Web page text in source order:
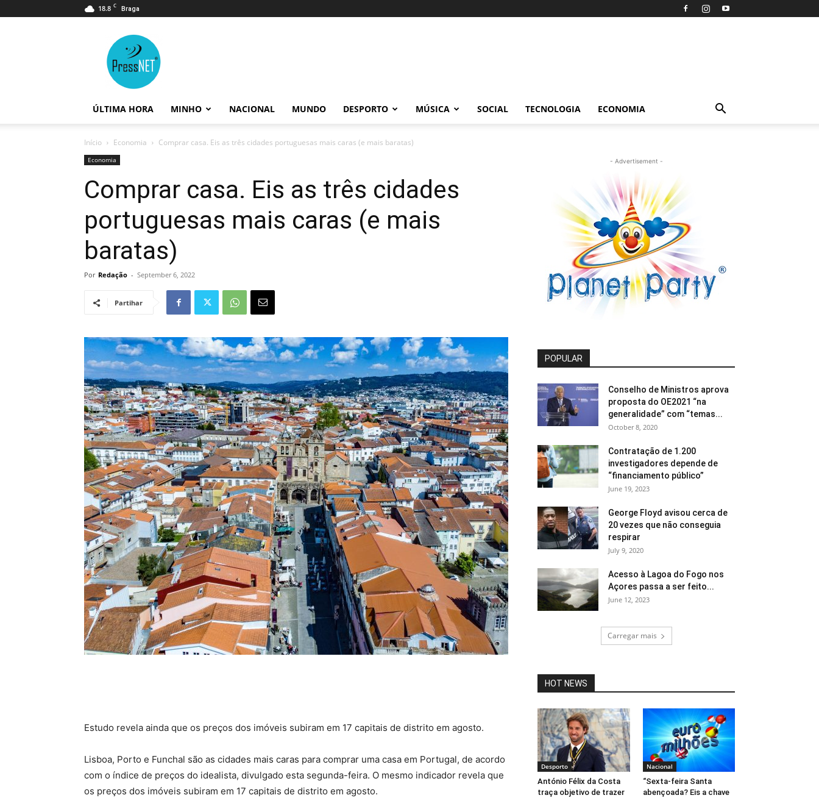
18.8 C Braga
ÚLTIMA HORA MINHO NACIONAL MUNDO DESPORTO MÚSICA SOCIAL TECNOLOGIA ECONOMIA
Início Economia Comprar casa. Eis as três cidades portuguesas mais caras (e mais baratas)
Economia
Comprar casa. Eis as três cidades
portuguesas mais caras (e mais
baratas)
Por Redação - September 6, 2022
Partihar
Estudo revela ainda que os preços dos imóveis subiram em 17 capitais de distrito em agosto.
Lisboa, Porto e Funchal são as cidades mais caras para comprar uma casa em Portugal, de acordo
com o índice de preços do idealista, divulgado esta segunda-feira. O mesmo indicador revela que
os preços dos imóveis subiram em 17 capitais de distrito em agosto.
- Advertisement -
POPULAR
Conselho de Ministros aprova
proposta do OE2021 “na
generalidade” com “temas...
October 8, 2020
Contratação de 1.200
investigadores depende de
“financiamento público”
June 19, 2023
George Floyd avisou cerca de
20 vezes que não conseguia
respirar
July 9, 2020
Acesso à Lagoa do Fogo nos
Açores passa a ser feito...
June 12, 2023
Carregar mais
HOT NEWS
Desporto
António Félix da Costa
traça objetivo de trazer
Nacional
“Sexta-feira Santa
abençoada? Eis a chave